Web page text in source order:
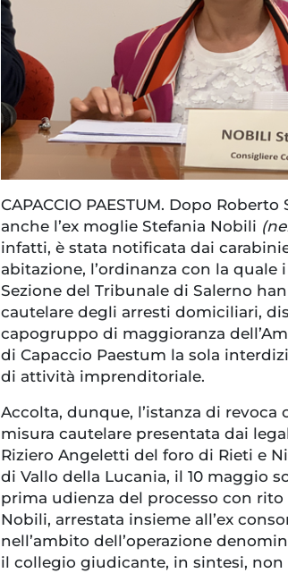
CAPACCIO PAESTUM. Dopo
anche l’ex moglie Stefania Nobili
infatti, è stata notificata dai
abitazione, l’ordinanza con la quale
Sezione del Tribunale di Salerno
cautelare degli arresti domiciliari,
capogruppo di maggioranza
di Capaccio Paestum la sola
di attività imprenditoriale.
Accolta, dunque, l’istanza di revoca
misura cautelare presentata dai
Riziero Angeletti del foro di Rieti e
di Vallo della Lucania, il 10 maggio
prima udienza del processo con
Nobili, arrestata insieme all’ex
nell’ambito dell’operazione
il collegio giudicante, in sintesi,